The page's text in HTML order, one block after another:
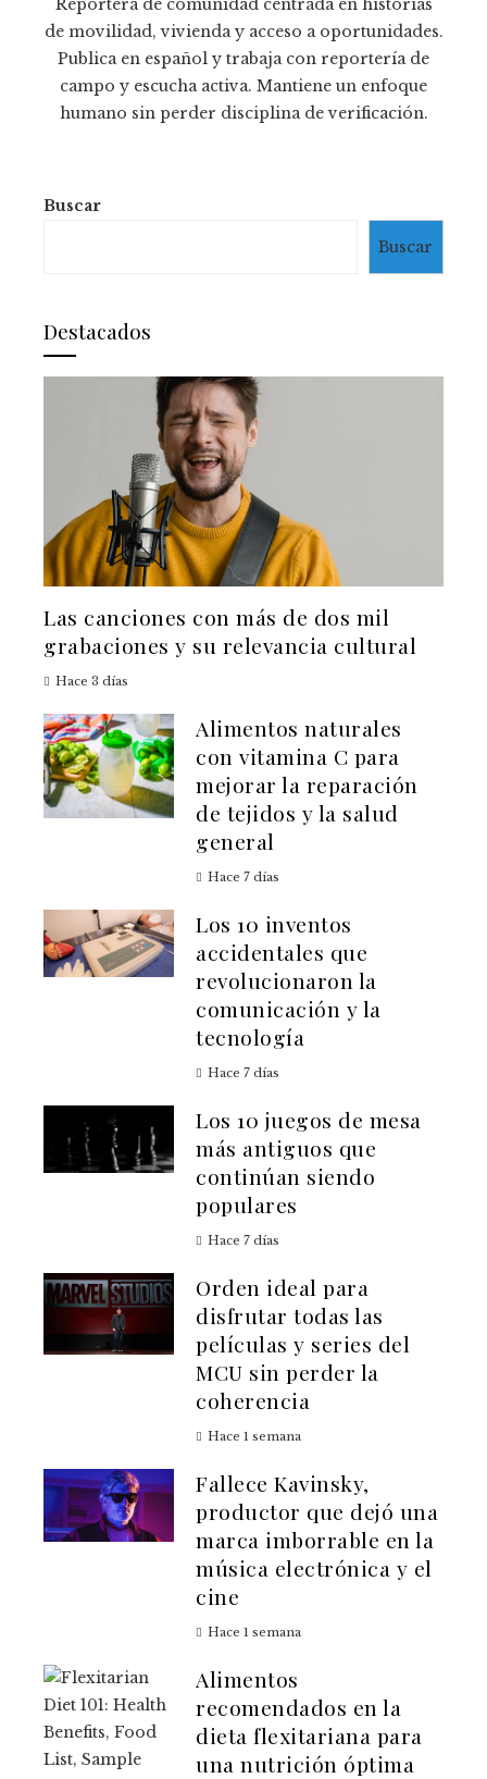
Reportera de comunidad centrada en historias
de movilidad, vivienda y acceso a oportunidades.
Publica en español y trabaja con reportería de
campo y escucha activa. Mantiene un enfoque
humano sin perder disciplina de verificación.
Buscar
Buscar
Destacados
Las canciones con más de dos mil
grabaciones y su relevancia cultural
Hace 3 días
Alimentos naturales
con vitamina C para
mejorar la reparación
de tejidos y la salud
general
Hace 7 días
Los 10 inventos
accidentales que
revolucionaron la
comunicación y la
tecnología
Hace 7 días
Los 10 juegos de mesa
más antiguos que
continúan siendo
populares
Hace 7 días
Orden ideal para
disfrutar todas las
películas y series del
MCU sin perder la
coherencia
Hace 1 semana
Fallece Kavinsky,
productor que dejó una
marca imborrable en la
música electrónica y el
cine
Hace 1 semana
Alimentos
recomendados en la
dieta flexitariana para
una nutrición óptima